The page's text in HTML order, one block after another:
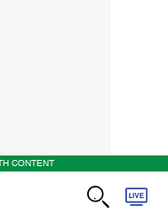
CONTENT